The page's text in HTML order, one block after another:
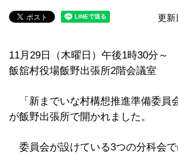
更新
11月29日（木曜日）午後1時30分～
飯舘村役場飯野出張所2階会議室
「新までいな村構想推進準備委員
が飯野出張所で開かれました。
委員会が設けている3つの分科会